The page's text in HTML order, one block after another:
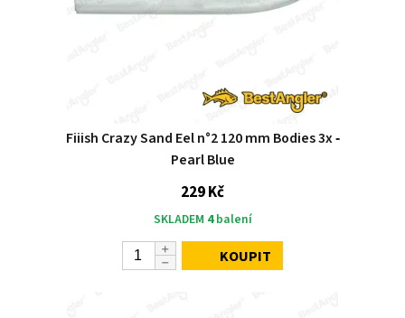
Fiiish Crazy Sand Eel n°2 120 mm Bodies 3x ‑
Pearl Blue
229 Kč
SKLADEM 4balení
KOUPIT